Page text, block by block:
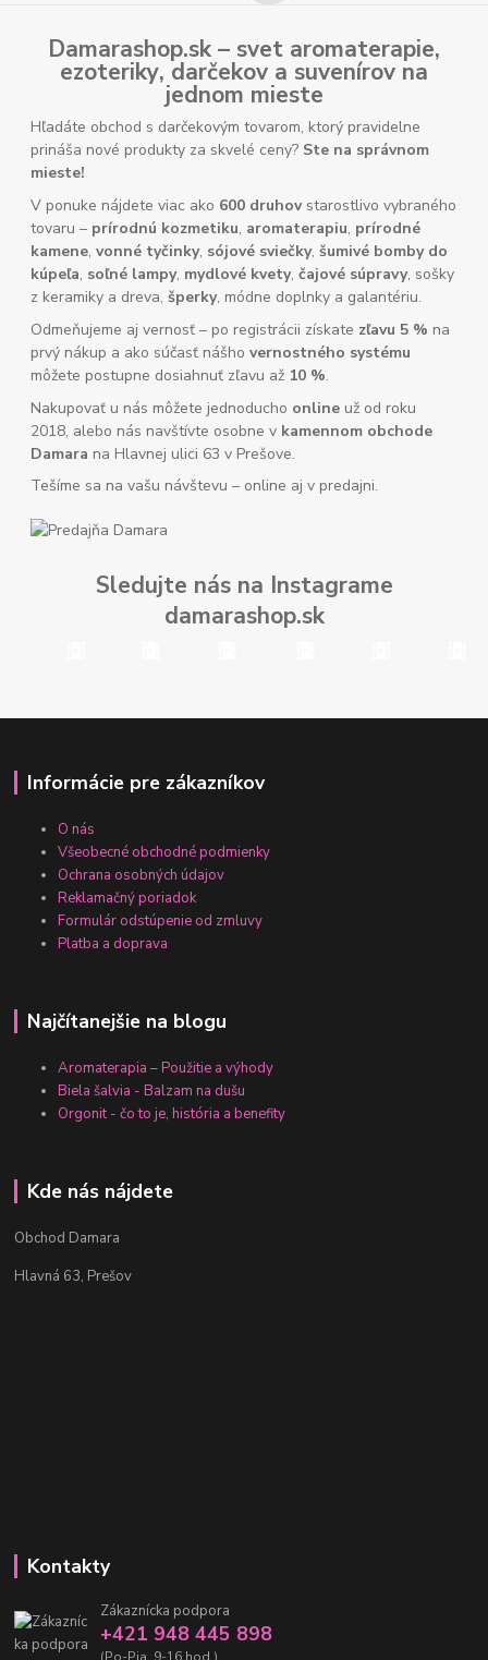
Damarashop.sk – svet aromaterapie,
ezoteriky, darčekov a suvenírov na
jednom mieste
Hľadáte obchod s darčekovým tovarom, ktorý pravidelne
prináša nové produkty za skvelé ceny? Ste na správnom
mieste!
V ponuke nájdete viac ako 600 druhovstarostlivo vybraného
tovaru – prírodnú kozmetiku, aromaterapiu, prírodné
kamene,vonné tyčinky, sójové sviečky,šumivé bomby do
kúpeľa, soľné lampy, mydlové kvety,čajové súpravy, sošky
z keramiky a dreva,šperky, módne doplnky a galantériu.
Odmeňujeme aj vernosť – po registrácii získate zľavu 5 % na
prvý nákup a ako súčasť nášhovernostného systému
môžete postupne dosiahnuť zľavu až 10 %.
Nakupovať u nás môžete jednoducho online už od roku
2018, alebo nás navštívte osobne v kamennom obchode
Damara na Hlavnej ulici 63 v Prešove.
Tešíme sa na vašu návštevu – online aj v predajni.
Sledujte nás na Instagrame
damarashop.sk
Informácie pre zákazníkov
O nás
Všeobecné obchodné podmienky
Ochrana osobných údajov
Reklamačný poriadok
Formulár odstúpenie od zmluvy
Platba a doprava
Najčítanejšie na blogu
Aromaterapia – Použitie a výhody
Biela šalvia - Balzam na dušu
Orgonit - čo to je, história a benefity
Kde nás nájdete
Obchod Damara
Hlavná 63, Prešov
Kontakty
Zákaznícka podpora
+421 948 445 898